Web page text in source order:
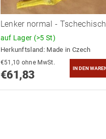
Lenker normal - Tschechisch
auf Lager (>5 St)
Herkunftsland: Made in Czech
€51,10 ohne MwSt.
€61,83